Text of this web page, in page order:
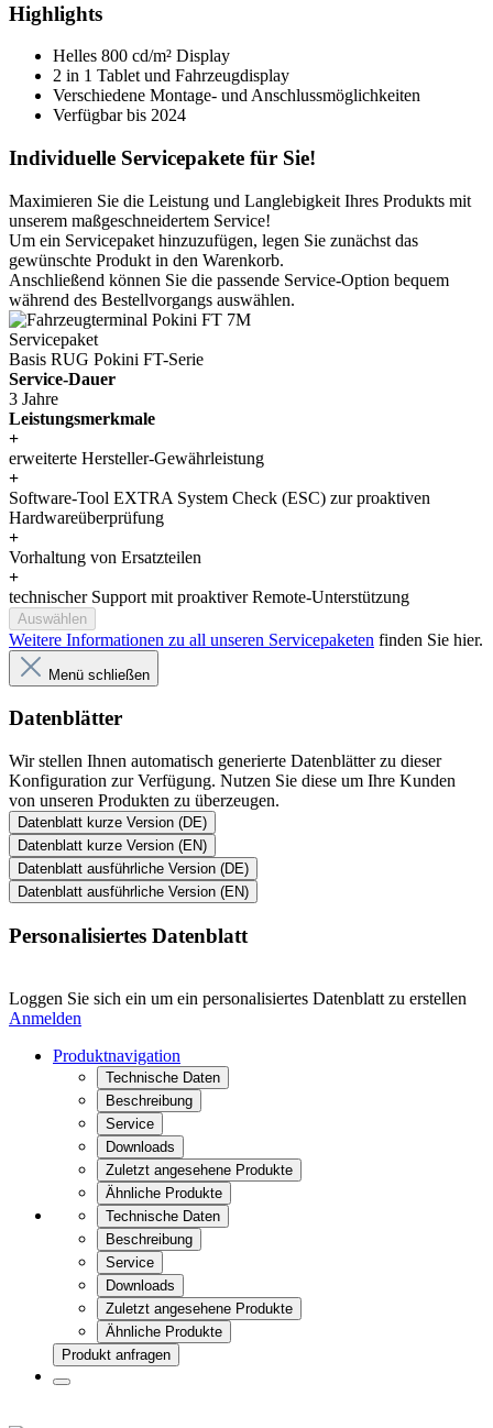
Highlights
Helles 800 cd/m² Display
2 in 1 Tablet und Fahrzeugdisplay
Verschiedene Montage- und Anschlussmöglichkeiten
Verfügbar bis 2024
Individuelle Servicepakete für Sie!
Maximieren Sie die Leistung und Langlebigkeit Ihres Produkts mit
unserem maßgeschneidertem Service!
Um ein Servicepaket hinzuzufügen, legen Sie zunächst das
gewünschte Produkt in den Warenkorb.
Anschließend können Sie die passende Service-Option bequem
während des Bestellvorgangs auswählen.
Servicepaket
Basis RUG Pokini FT-Serie
Service-Dauer
3 Jahre
Leistungsmerkmale
+
erweiterte Hersteller-Gewährleistung
+
Software-Tool EXTRA System Check (ESC) zur proaktiven
Hardwareüberprüfung
+
Vorhaltung von Ersatzteilen
+
technischer Support mit proaktiver Remote-Unterstützung
Auswählen
Weitere Informationen zu all unseren Servicepaketen finden Sie hier.
Menü schließen
Datenblätter
Wir stellen Ihnen automatisch generierte Datenblätter zu dieser
Konfiguration zur Verfügung. Nutzen Sie diese um Ihre Kunden
von unseren Produkten zu überzeugen.
Datenblatt kurze Version (DE)
Datenblatt kurze Version (EN)
Datenblatt ausführliche Version (DE)
Datenblatt ausführliche Version (EN)
Personalisiertes Datenblatt
Loggen Sie sich ein um ein personalisiertes Datenblatt zu erstellen
Anmelden
Produktnavigation
Technische Daten
Beschreibung
Service
Downloads
Zuletzt angesehene Produkte
Ähnliche Produkte
Technische Daten
Beschreibung
Service
Downloads
Zuletzt angesehene Produkte
Ähnliche Produkte
Produkt anfragen